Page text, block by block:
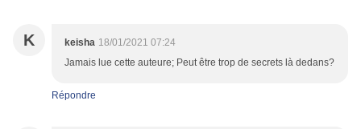
K keisha 18/01/2021 07:24
Jamais lue cette auteure; Peut être trop de secrets là dedans?
Répondre